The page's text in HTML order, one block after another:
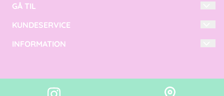
GÅ TIL
INTERIØR
TILBEHØR
KUNDESERVICE
SALGSBETINGELSER
INFORMATION
BLOGG
NYHETSBREV